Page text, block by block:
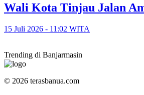
​Wali Kota Tinjau Jalan
15 Juli 2026 - 11:02 WITA
Trending di Banjarmasin
© 2026 terasbanua.com